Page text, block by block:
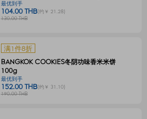
最优到手
104.00 THB(约￥ 21.28)
130.00 THB
满1件8折
BANGKOK COOKIES冬阴功味香米米饼
100g
最优到手
152.00 THB(约￥ 31.10)
190.00 THB